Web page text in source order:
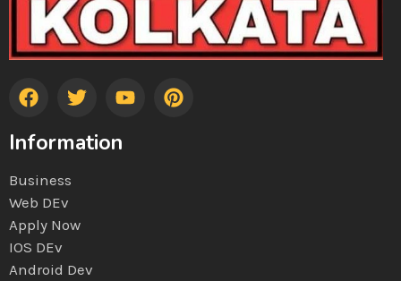
Information
Business
Web DEv
Apply Now
IOS DEv
Android Dev